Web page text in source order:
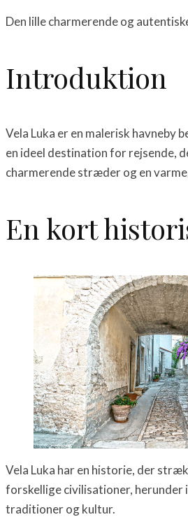
Den lille charmerende og
Introduktion
Vela Luka er en malerisk havneby
en ideel destination for rejsende,
charmerende stræder og en
En kort
Vela Luka har en historie, der
forskellige civilisationer, herunder
traditioner og kultur.